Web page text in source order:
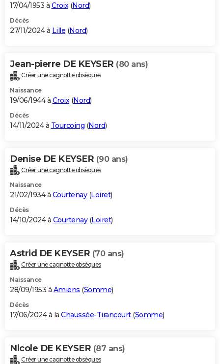
17/04/1953 à Croix(Nord)
Décès
27/11/2024 à Lille (Nord)
Jean-pierre DE KEYSER (80 ans)
Créer une cagnotte obsèques
Naissance
19/06/1944 à Croix (Nord)
Décès
14/11/2024 à Tourcoing (Nord)
Denise DE KEYSER (90 ans)
Créer une cagnotte obsèques
Naissance
21/02/1934 à Courtenay(Loiret)
Décès
14/10/2024 à Courtenay(Loiret)
Astrid DE KEYSER (70 ans)
Créer une cagnotte obsèques
Naissance
28/09/1953 à Amiens (Somme)
Décès
17/06/2024 à la Chaussée-Tirancourt(Somme)
Nicole DE KEYSER (87 ans)
Créer une cagnotte obsèques